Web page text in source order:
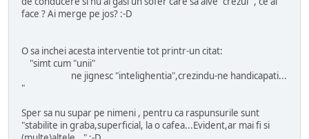
face ? Ai merge pe jos? :-D
O sa inchei acesta interventie tot printr-un citat:
"simt cum "unii"
ne jignesc "intelighentia",crezindu-ne handicapati...
"
Sper sa nu supar pe nimeni , pentru ca raspunsurile sunt
"stabilite in graba,superficial, la o cafea...Evident,ar mai fi si